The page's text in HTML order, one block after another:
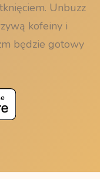
Unbuzz
kofeiny i
będzie gotowy